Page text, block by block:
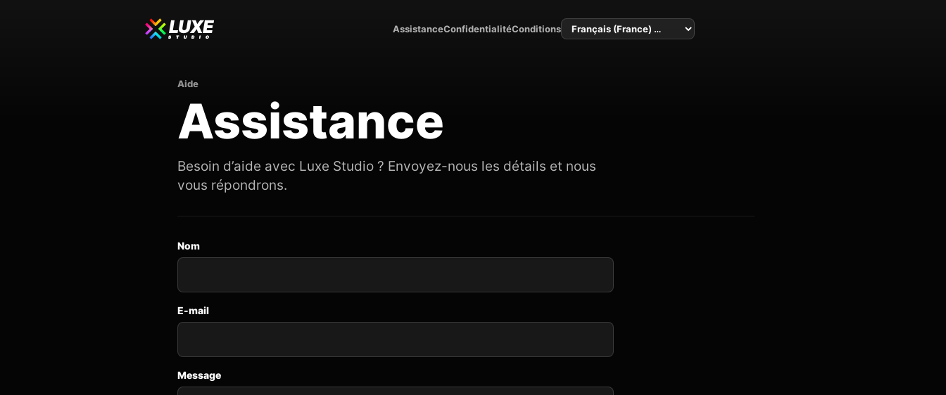
LUXE
STUDIO
AssistanceConfidentialitéConditionsLangue
Aide
Assistance
Besoin d’aide avec Luxe Studio ? Envoyez-nous les détails et nous
vous répondrons.
Nom
E-mail
Message